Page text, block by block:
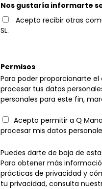
Nos gustaría informarte
Acepto recibir otras
SL.
Permisos
Para poder proporcionarte
procesar tus datos
personales para este fin,
Acepto permitir a Q
procesar mis datos
Puedes darte de baja de
Para obtener más
prácticas de privacidad y
tu privacidad, consulta